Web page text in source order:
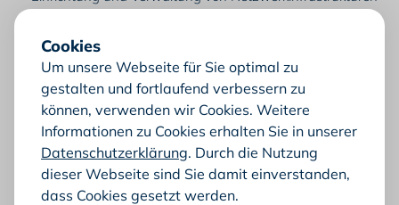
Hohes Qualitätsbewusstsein bei der Inbetriebnahme,
Administration und Wartung von Netzwerkkomponenten,
vorrangig im industriellen Bereich
Tiefergehende Kenntnisse der Netzwerkwelt (Routing &
Switching, VPN, Firewalling sowie IEEE802.11)
Analytisches Vorgehen sowie eine strukturierte und
selbstständige Arbeitsweise
Einen gültigen Führerschein der Klasse B
Cookies
Um unsere Webseite für Sie optimal zu
gestalten und fortlaufend verbessern zu
können, verwenden wir Cookies. Weitere
Informationen zu Cookies erhalten Sie in unserer
Datenschutzerklärung. Durch die Nutzung
dieser Webseite sind Sie damit einverstanden,
dass Cookies gesetzt werden.